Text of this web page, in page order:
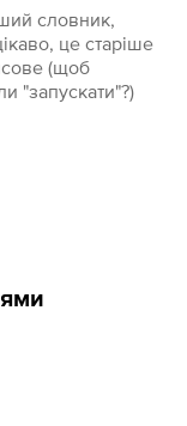
словник,
це старіше
(щоб
"запускати"?)